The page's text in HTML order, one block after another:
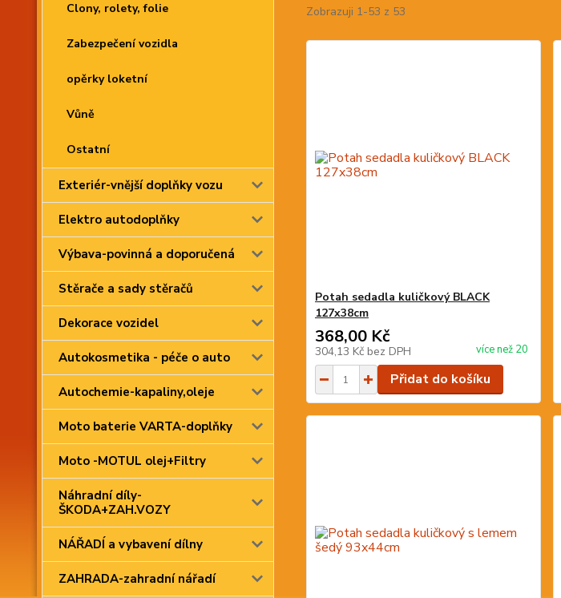
Clony, rolety, folie
Zabezpečení vozidla
opěrky loketní
Vůně
Ostatní
Exteriér-vnější doplňky vozu
Elektro autodoplňky
Výbava-povinná a doporučená
Stěrače a sady stěračů
Dekorace vozidel
Autokosmetika - péče o auto
Autochemie-kapaliny,oleje
Moto baterie VARTA-doplňky
Moto -MOTUL olej+Filtry
Náhradní díly-
ŠKODA+ZAH.VOZY
NÁŘADÍ a vybavení dílny
ZAHRADA-zahradní nářadí
Zobrazuji 1-53 z 53
Potah sedadla kuličkový BLACK
127x38cm
368,00 Kč
304,13 Kč bez DPH více než 20
Přidat do košíku